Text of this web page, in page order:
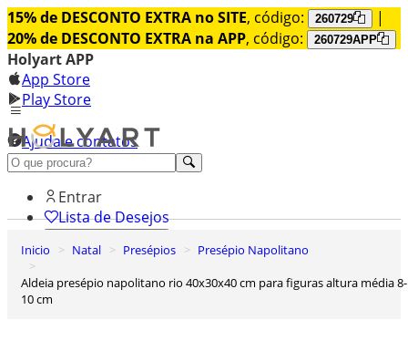
15% de DESCONTO EXTRA no SITE, código: 260729
|
20% de DESCONTO EXTRA na APP, código: 260729APP
Holyart APP
App Store
Play Store
Ajuda e contatos
Conheça premium
Entrar
Lista de Desejos
Inicio Natal Presépios
Presépio Napolitano
Aldeia presépio napolitano rio 40x30x40 cm para figuras altura média 8-
10 cm